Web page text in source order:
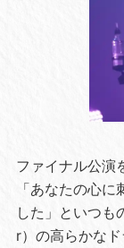
ファイナル公演
「あなたの心
した」といつも
r）の高らかな